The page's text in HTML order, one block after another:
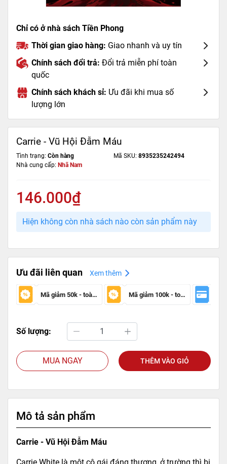
Chỉ có ở nhà sách Tiền Phong
Thời gian giao hàng: Giao nhanh và uy tín
Chính sách đổi trả: Đổi trả miễn phí toàn
quốc
Chính sách khách sỉ: Ưu đãi khi mua số
lượng lớn
Carrie - Vũ Hội Đẫm Máu
Tình trạng: Còn hàng Mã SKU: 8935235242494
Nhà cung cấp: Nhã Nam
146.000₫
Hiện không còn nhà sách nào còn sản phẩm này
Ưu đãi liên quan Xem thêm
Mã giảm 50k - toàn sàn Mã giảm 100k - toàn sàn
Số lượng:
MUA NGAY THÊM VÀO GIỎ
Mô tả sản phẩm
Carrie - Vũ Hội Đẫm Máu